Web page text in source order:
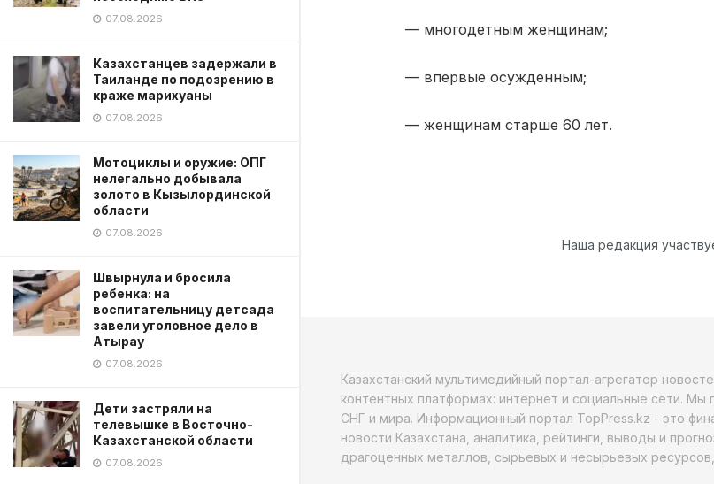
07.08.2026
Казахстанцев задержали в
Таиланде по подозрению в
краже марихуаны
07.08.2026
Мотоциклы и оружие: ОПГ
нелегально добывала
золото в Кызылординской
области
07.08.2026
Швырнула и бросила
ребенка: на
воспитательницу детсада
завели уголовное дело в
Атырау
07.08.2026
Дети застряли на
телевышке в Восточно-
Казахстанской области
07.08.2026
— многодетным женщинам;
— впервые осужденным;
— женщинам старше 60 лет.
Наша редакция
Казахстанский мультимедийный портал-агрегатор
контентных платформах: интернет и социальные сети. Мы
СНГ и мира. Информационный портал TopPress.kz - это
новости Казахстана, аналитика, рейтинги, выводы и
драгоценных металлов, сырьевых и несырьевых